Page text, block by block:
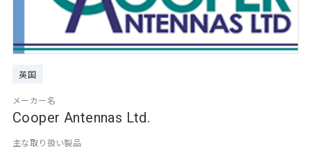
メーカー名
Cooper Antennas Ltd.
主な取り扱い製品
英国